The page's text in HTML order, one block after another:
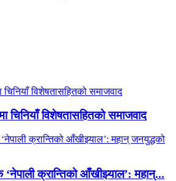
चिनियाँ विशेषतासहितको समाजवाद
क्रान्तिको आँखीझ्याल’: महान्‌...